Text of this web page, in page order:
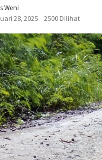
Weni
28, 2025
2500 Dilihat